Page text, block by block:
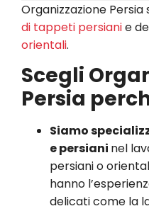
Organizzazione
di tappeti persianie
orientali.
Scegli
Persia
Siamo
e persiani nel
persiani o
hanno
delicati come la